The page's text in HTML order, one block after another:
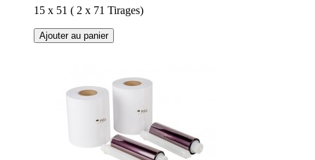
15 x 51 ( 2 x 71 Tirages)
Ajouter au panier